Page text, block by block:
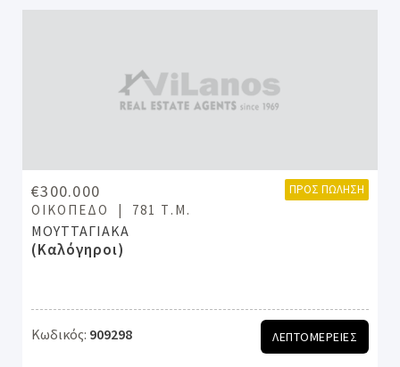
€300.000 ΠΡΟΣ ΠΏΛΗΣΗ
ΟΙΚΌΠΕΔΟ 781 Τ.Μ.
ΜΟΥΤΤΑΓΙΑΚΑ
(Καλόγηροι)
Κωδικός: 909298 ΛΕΠΤΟΜΕΡΕΙΕΣ